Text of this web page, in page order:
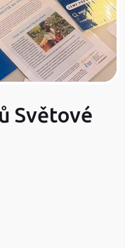
Světové